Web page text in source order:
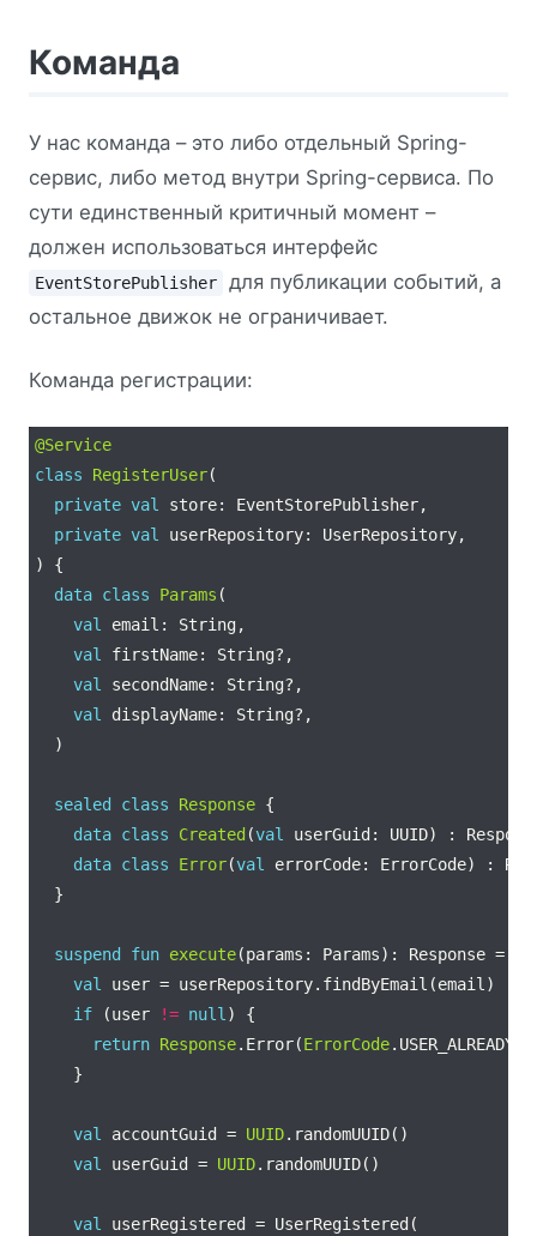
Команда
У нас команда – это либо отдельный Spring-
сервис, либо метод внутри Spring-сервиса. По
сути единственный критичный момент –
должен использоваться интерфейс
EventStorePublisher
для публикации событий, а
остальное движок не ограничивает.
Команда регистрации:
@Service
class
RegisterUser
private val
private val
data class Params
val
val
val
val
sealed class Response
data class Created (val
data class Error(val
suspend fun execute
val
if (user != null
return Response.Error(ErrorCode
val accountGuid = UUID
val userGuid = UUID
val